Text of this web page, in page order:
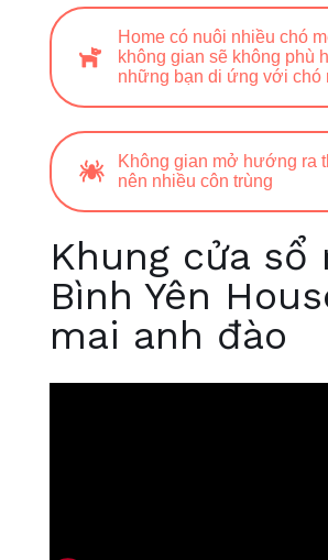
Home có nuôi nhiều chó
không gian sẽ không phù
những bạn di ứng với chó
Không gian mở hướng ra
nên nhiều côn trùng
Khung cửa sổ
Bình Yên
mai anh đào